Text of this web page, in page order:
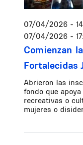
07/04/2026 -
07/04/2026 -
Comienzan
Fortalecidas
Abrieron las
fondo que
recreativas o
mujeres o